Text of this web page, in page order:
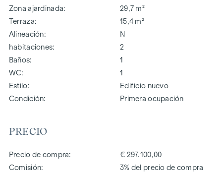
Zona ajardinada
29,7 m²
Terraza
15,4 m²
Alineación
N
habitaciones
2
Baños
1
WC
1
Estilo
Edificio nuevo
Condición
Primera ocupación
PRECIO
Precio de compra
€ 297.100,00
Comisión
3% del precio de compra